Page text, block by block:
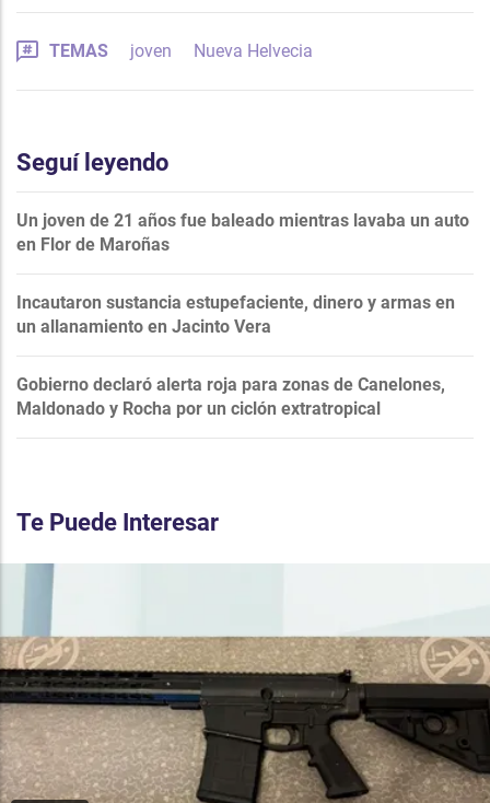
TEMAS joven Nueva Helvecia
Seguí leyendo
Un joven de 21 años fue baleado mientras lavaba un auto
en Flor de Maroñas
Incautaron sustancia estupefaciente, dinero y armas en
un allanamiento en Jacinto Vera
Gobierno declaró alerta roja para zonas de Canelones,
Maldonado y Rocha por un ciclón extratropical
Te Puede Interesar